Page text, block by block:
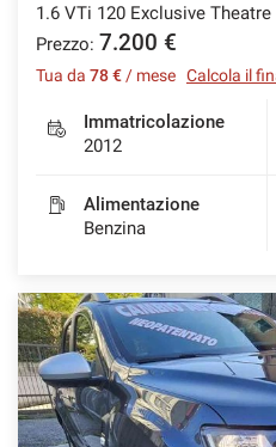
1.6 VTi 120 Exclusive Theatre
Prezzo: 7.200 €
Tua da 78 € / mese Calcola il
Immatricolazione
2012
Alimentazione
Benzina